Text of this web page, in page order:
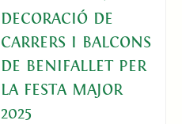
DECORACIÓ DE
CARRERS I BALCONS
DE BENIFALLET PER
LA FESTA MAJOR
2025